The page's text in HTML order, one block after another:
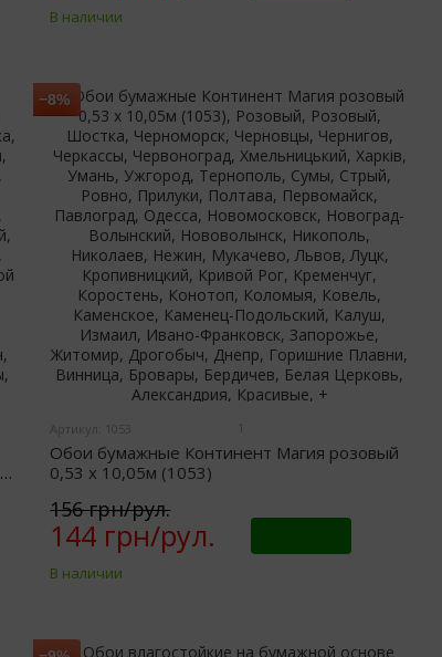
В наличии
−8%
Артикул: 1053 1
Обои бумажные Континент Магия розовый
0,53 х 10,05м (1053)
156 грн/рул.
144 грн/рул.
В наличии